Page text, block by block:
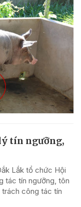
tín ngưỡng,
Lắk tổ chức Hội
tác tín ngưỡng, tôn
trách công tác tín